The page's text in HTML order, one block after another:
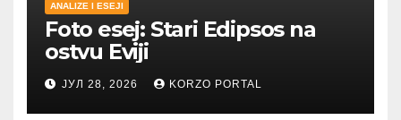
ANALIZE I ESEJI
Foto esej: Stari Edipsos na
ostvu Eviji
ЈУЛ 28, 2026 KORZO PORTAL